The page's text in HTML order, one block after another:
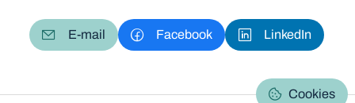
E-mail Facebook LinkedIn
Cookies